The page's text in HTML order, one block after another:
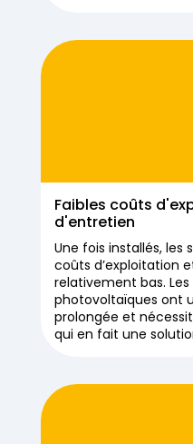
Faibles coûts
d'entretien
Une fois installés, les
coûts d’exploitation
relativement bas.
photovoltaïques ont
prolongée et
qui en fait une